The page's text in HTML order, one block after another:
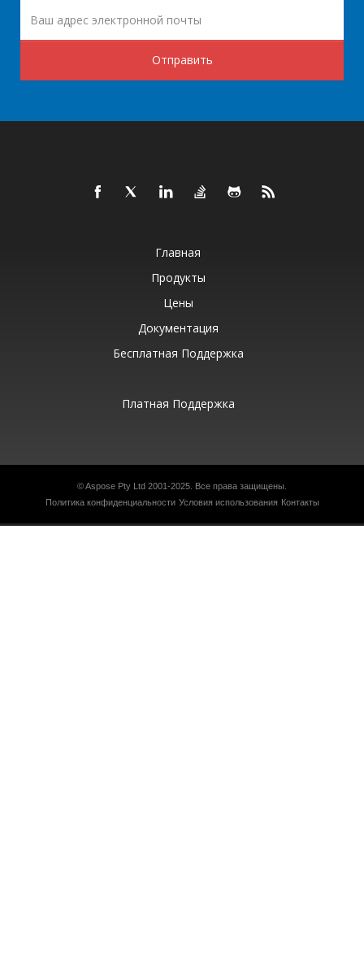
Отправить
Главная
Продукты
Цены
Документация
Бесплатная Поддержка
Платная Поддержка
©Aspose Pty Ltd 2001-2025. Все права защищены.
Политика конфиденциальности Условия использования Контакты